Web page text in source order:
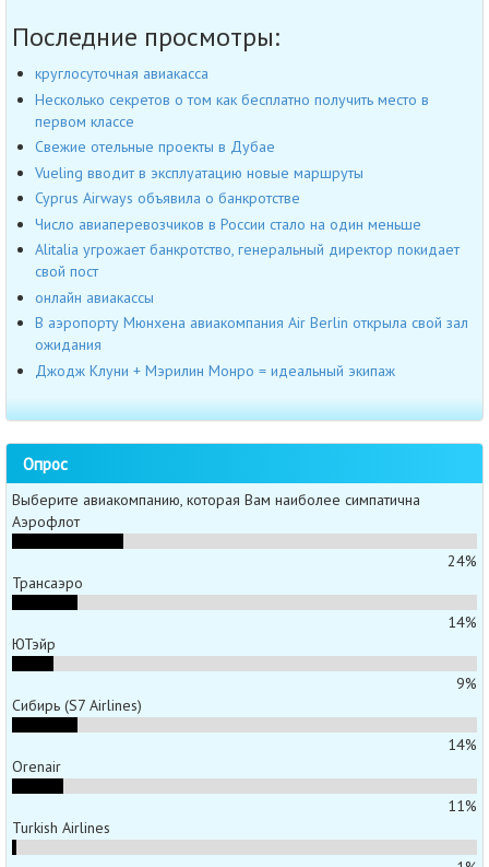
Последние просмотры:
круглосуточная авиакасса
Несколько секретов о том как бесплатно получить место в
первом классе
Свежие отельные проекты в Дубае
Vueling вводит в эксплуатацию новые маршруты
Cyprus Airways объявила о банкротстве
Число авиаперевозчиков в России стало на один меньше
Alitalia угрожает банкротство, генеральный директор покидает
свой пост
онлайн авиакассы
В аэропорту Мюнхена авиакомпания Air Berlin открыла свой зал
ожидания
Джодж Клуни + Мэрилин Монро = идеальный экипаж
Опрос
Выберите авиакомпанию, которая Вам наиболее симпатична
Аэрофлот
24%
Трансаэро
14%
ЮТэйр
9%
Сибирь (S7 Airlines)
14%
Orenair
11%
Turkish Airlines